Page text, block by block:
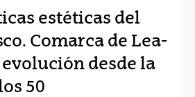
estéticas del
Comarca de Lea-
desde la
50